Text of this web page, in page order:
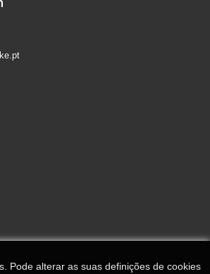
Pode alterar as suas definições de cookies